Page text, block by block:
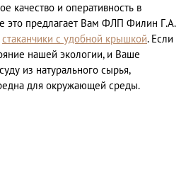
качество и оперативность в
это предлагает Вам ФЛП Филин Г.А.
стаканчики с удобной крышкой. Если
нашей экологии, и Ваше
из натурального сырья,
для окружающей среды.